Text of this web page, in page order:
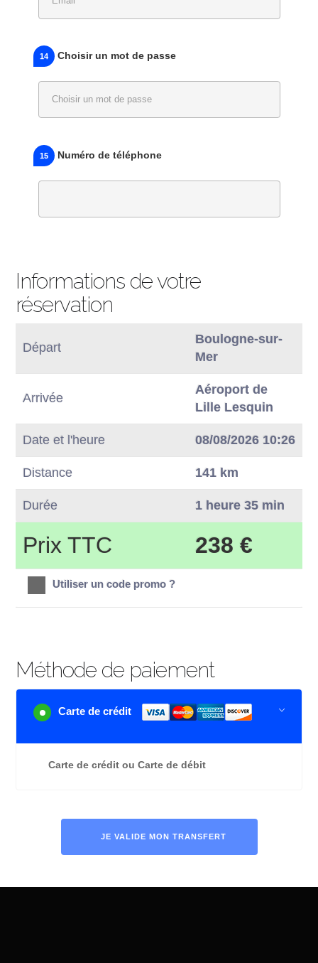
14 Choisir un mot de passe
15 Numéro de téléphone
Informations de votre
réservation
Départ
Boulogne-sur-
Mer
Arrivée
Aéroport de
Lille Lesquin
Date et l'heure 08/08/2026 10:26
Distance 141 km
Durée 1 heure 35 min
Prix TTC 238 €
Utiliser un code promo ?
Méthode de paiement
Carte de crédit
Carte de crédit ou Carte de débit
JE VALIDE MON TRANSFERT